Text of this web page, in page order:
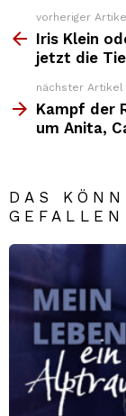
Weitere
Top
News
vorheriger
Iris Klein
jetzt die
nächster Artikel
Kampf der
um Anita,
DAS
GEFALLEN